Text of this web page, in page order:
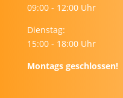
09:00 - 12:00 Uhr
Dienstag:
15:00 - 18:00 Uhr
Montags geschlossen!